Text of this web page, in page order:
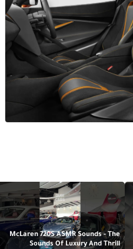
McLaren 720S ASMR Sounds - The
Sounds Of Luxury And Thrill